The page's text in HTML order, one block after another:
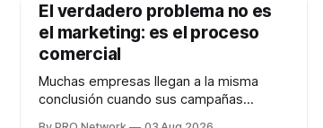
El verdadero problema no es
el marketing: es el proceso
comercial
Muchas empresas llegan a la misma
conclusión cuando sus campañas